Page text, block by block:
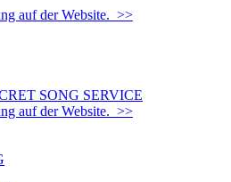
auf der Website. >>
SONG SERVICE
auf der Website. >>